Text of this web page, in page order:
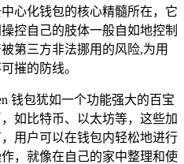
心化钱包的核心精髓所在，它
控自己的肢体一般自如地控制
第三方非法挪用的风险,为用
摧的防线。
钱包犹如一个功能强大的百宝
如比特币、以太坊等，这些加
用户可以在钱包内轻松地进行
，就像在自己的家中整理和使